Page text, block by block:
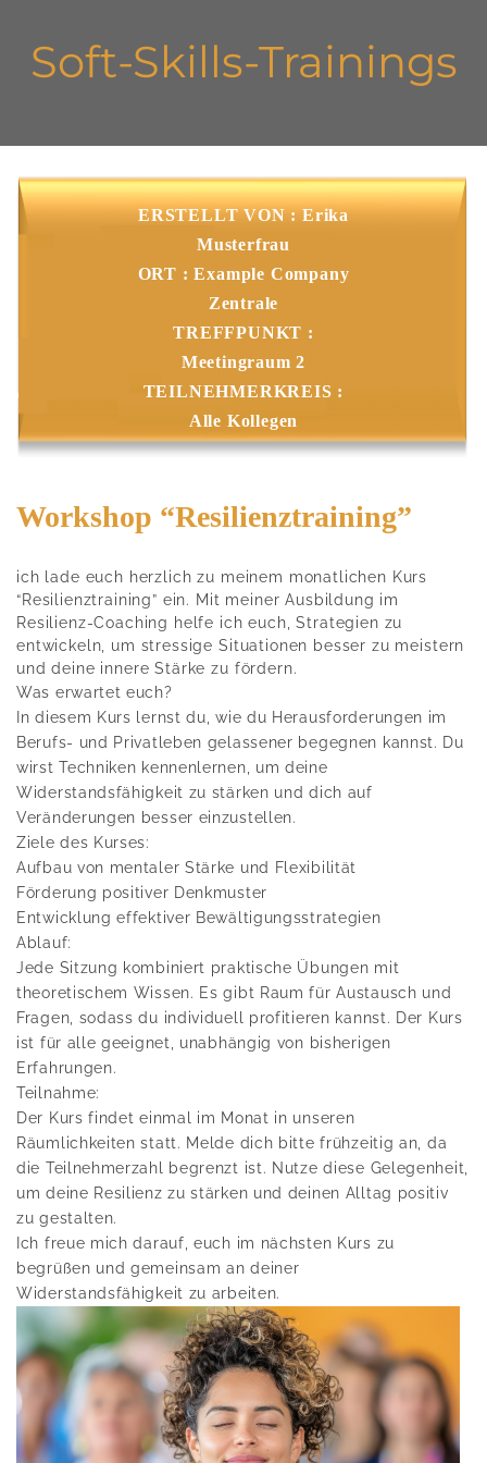
Soft-Skills-Trainings
ERSTELLT VON : Erika
Musterfrau
ORT : Example Company
Zentrale
TREFFPUNKT :
Meetingraum 2
TEILNEHMERKREIS :
Alle Kollegen
Workshop “Resilienztraining”
ich lade euch herzlich zu meinem monatlichen Kurs
“Resilienztraining” ein. Mit meiner Ausbildung im
Resilienz-Coaching helfe ich euch, Strategien zu
entwickeln, um stressige Situationen besser zu meistern
und deine innere Stärke zu fördern.
Was erwartet euch?
In diesem Kurs lernst du, wie du Herausforderungen im
Berufs- und Privatleben gelassener begegnen kannst. Du
wirst Techniken kennenlernen, um deine
Widerstandsfähigkeit zu stärken und dich auf
Veränderungen besser einzustellen.
Ziele des Kurses:
Aufbau von mentaler Stärke und Flexibilität
Förderung positiver Denkmuster
Entwicklung effektiver Bewältigungsstrategien
Ablauf:
Jede Sitzung kombiniert praktische Übungen mit
theoretischem Wissen. Es gibt Raum für Austausch und
Fragen, sodass du individuell profitieren kannst. Der Kurs
ist für alle geeignet, unabhängig von bisherigen
Erfahrungen.
Teilnahme:
Der Kurs findet einmal im Monat in unseren
Räumlichkeiten statt. Melde dich bitte frühzeitig an, da
die Teilnehmerzahl begrenzt ist. Nutze diese Gelegenheit,
um deine Resilienz zu stärken und deinen Alltag positiv
zu gestalten.
Ich freue mich darauf, euch im nächsten Kurs zu
begrüßen und gemeinsam an deiner
Widerstandsfähigkeit zu arbeiten.